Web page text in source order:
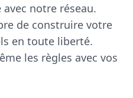
notre réseau.
de construire votre
en toute liberté.
les règles avec vos